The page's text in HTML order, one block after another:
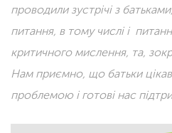
проводили зустрічі з
питання, в тому числі і
критичного мислення, та,
Нам приємно, що батьки
проблемою і готові нас